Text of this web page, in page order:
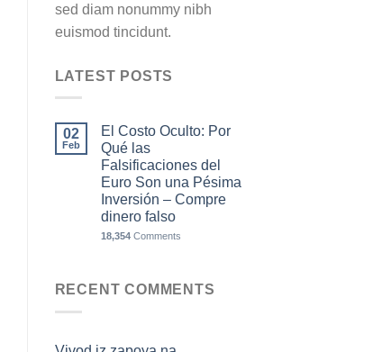
sed diam nonummy nibh
euismod tincidunt.
LATEST POSTS
02
Feb
El Costo Oculto: Por
Qué las
Falsificaciones del
Euro Son una Pésima
Inversión – Compre
dinero falso
18,354Comments
RECENT COMMENTS